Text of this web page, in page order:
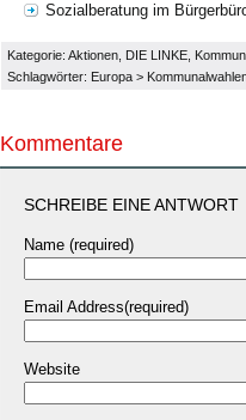
Sozialberatung im
Kategorie: Aktionen DIE LINKE
Schlagwörter: Europa >
Kommentare
SCHREIBE EINE ANTWORT
Name (required)
Email Address(required)
Website